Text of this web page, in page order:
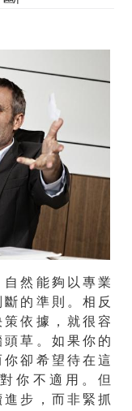
然能夠以專業
的準則。相反
依據，就很容
草。如果你的
卻希望待在這
你不適用。但
步，而非緊抓